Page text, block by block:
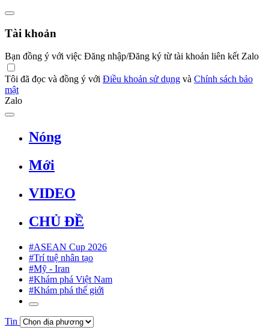
Tài khoản
Bạn đồng ý với việc Đăng nhập/Đăng ký từ tài khoản liên kết Zalo
Tôi đã đọc và đồng ý với Điều khoản sử dụng và Chính sách bảo
mật
Zalo
Nóng
Mới
VIDEO
CHỦ ĐỀ
#ASEAN Cup 2026
#Trí tuệ nhân tạo
#Mỹ - Iran
#Khám phá Việt Nam
#Khám phá thế giới
Tin